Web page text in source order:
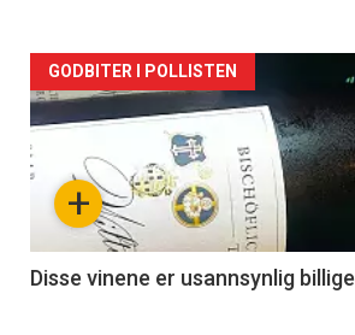
Forsiden
akkurat
nå
3
+
GODBITER I POLLISTEN
Disse vinene er usannsynlig billige